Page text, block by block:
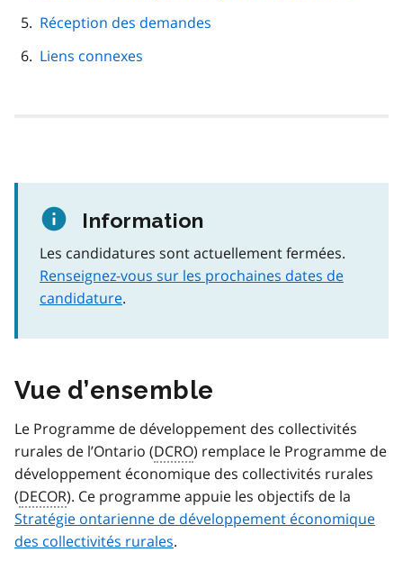
Réception des demandes
Liens connexes
Information
Les candidatures sont actuellement fermées.
Renseignez-vous sur les prochaines dates de
candidature.
Vue d’ensemble
Le Programme de développement des collectivités
rurales de l’Ontario (DCRO) remplace le Programme de
développement économique des collectivités rurales
(DECOR). Ce programme appuie les objectifs de la
Stratégie ontarienne de développement économique
des collectivités rurales.